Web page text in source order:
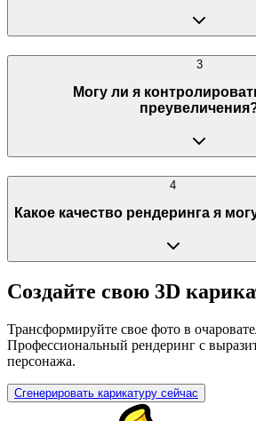
3
Могу ли я
4
Какое качество рендеринга я
Создайте свою 3D
Трансформируйте свое фото в
Профессиональный рендеринг с
персонажа.
Сгенерировать карикатуру сейчас